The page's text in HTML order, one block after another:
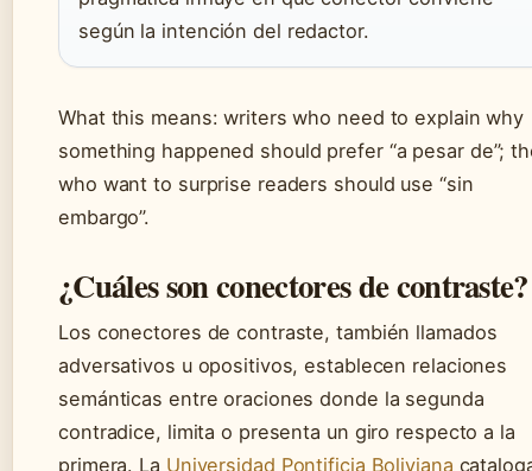
según la intención del redactor.
What this means: writers who need to explain why
something happened should prefer “a pesar de”;
who want to surprise readers should use “sin
embargo”.
¿Cuáles son conectores de contraste?
Los conectores de contraste, también llamados
adversativos u opositivos, establecen relaciones
semánticas entre oraciones donde la segunda
contradice, limita o presenta un giro respecto a la
primera. La Universidad Pontificia Boliviana